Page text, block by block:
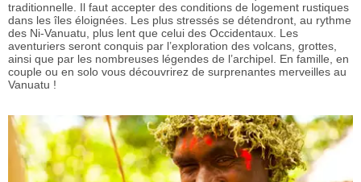
traditionnelle. Il faut accepter des conditions de logement rustiques
dans les îles éloignées. Les plus stressés se détendront, au rythme
des Ni-Vanuatu, plus lent que celui des Occidentaux. Les
aventuriers seront conquis par l’exploration des volcans, grottes,
ainsi que par les nombreuses légendes de l’archipel. En famille, en
couple ou en solo vous découvrirez de surprenantes merveilles au
Vanuatu !